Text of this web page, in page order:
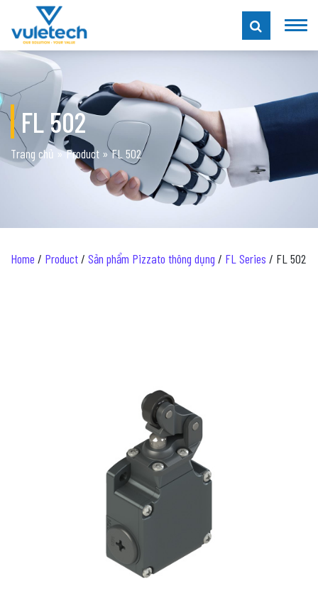
FL 502
Trang chủ »Product »FL 502
Home / Product/ Sản phẩm Pizzato thông dụng / FL Series / FL 502